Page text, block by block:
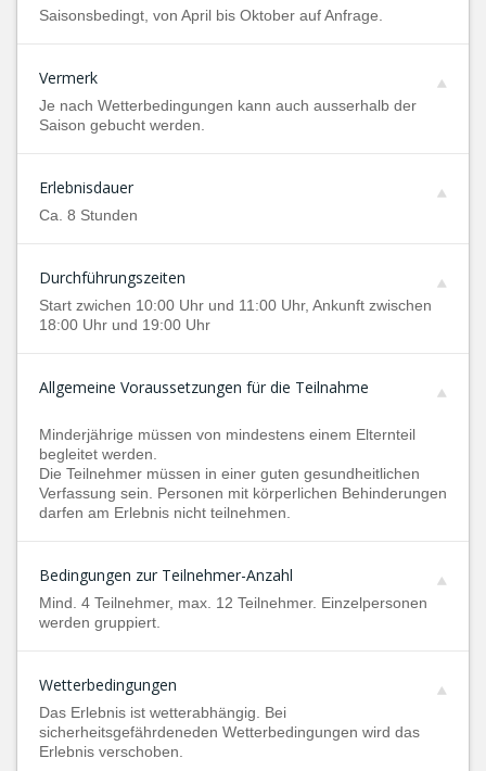
Saisonsbedingt, von April bis Oktober auf Anfrage.
Vermerk
Je nach Wetterbedingungen kann auch ausserhalb der
Saison gebucht werden.
Erlebnisdauer
Ca. 8 Stunden
Durchführungszeiten
Start zwichen 10:00 Uhr und 11:00 Uhr, Ankunft zwischen
18:00 Uhr und 19:00 Uhr
Allgemeine Voraussetzungen für die Teilnahme
Minderjährige müssen von mindestens einem Elternteil
begleitet werden.
Die Teilnehmer müssen in einer guten gesundheitlichen
Verfassung sein. Personen mit körperlichen Behinderungen
darfen am Erlebnis nicht teilnehmen.
Bedingungen zur Teilnehmer-Anzahl
Mind. 4 Teilnehmer, max. 12 Teilnehmer. Einzelpersonen
werden gruppiert.
Wetterbedingungen
Das Erlebnis ist wetterabhängig. Bei
sicherheitsgefährdeneden Wetterbedingungen wird das
Erlebnis verschoben.